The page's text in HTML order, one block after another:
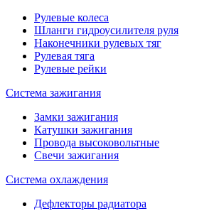
Рулевые колеса
Шланги гидроусилителя руля
Наконечники рулевых тяг
Рулевая тяга
Рулевые рейки
Система зажигания
Замки зажигания
Катушки зажигания
Провода высоковольтные
Свечи зажигания
Система охлаждения
Дефлекторы радиатора